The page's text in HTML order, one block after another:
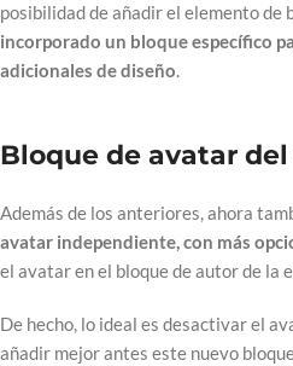
posibilidad de añadir el elemento de
incorporado un bloque específico
adicionales de diseño.
Bloque de avatar
Además de los anteriores, ahora
avatar independiente, con más
el avatar en el bloque de autor de la
De hecho, lo ideal es desactivar el
añadir mejor antes este nuevo